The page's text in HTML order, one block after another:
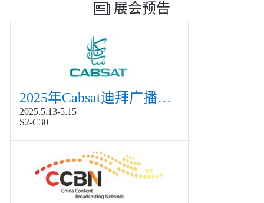
展会预告
2025年Cabsat迪拜广播电视展
2025.5.13-5.15
S2-C30